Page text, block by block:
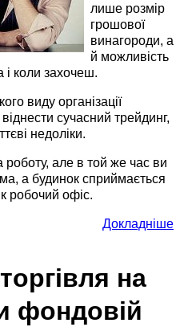
лише розмір
грошової
винагороди, а
й можливість
і коли захочеш.
виду організації
сучасний трейдинг,
недоліки.
роботу, але в той же час ви
а будинок сприймається
робочий офіс.
Докладніше
на
фондовій